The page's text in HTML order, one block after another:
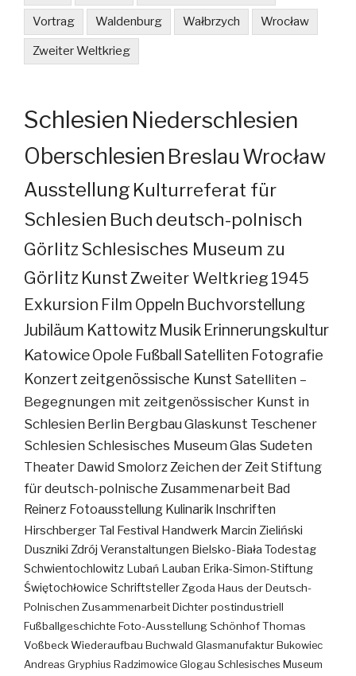
Vortrag Waldenburg Wałbrzych Wrocław
Zweiter Weltkrieg
Schlesien Niederschlesien
Oberschlesien Breslau Wrocław
Ausstellung Kulturreferat für
Schlesien Buch deutsch-polnisch
GörlitzSchlesisches Museum zu
Görlitz Kunst Zweiter Weltkrieg 1945
Exkursion Film Oppeln Buchvorstellung
Jubiläum Kattowitz Musik Erinnerungskultur
KatowiceOpole FußballSatelliten Fotografie
Konzertzeitgenössische Kunst Satelliten –
Begegnungen mit zeitgenössischer Kunst in
Schlesien Berlin BergbauGlaskunst Teschener
Schlesien Schlesisches MuseumGlas Sudeten
Theater Dawid Smolorz Zeichen der Zeit Stiftung
für deutsch-polnische Zusammenarbeit Bad
Reinerz Fotoausstellung Kulinarik Inschriften
Hirschberger Tal Festival Handwerk Marcin Zieliński
Duszniki Zdrój Veranstaltungen Bielsko-Biała Todestag
Schwientochlowitz Lubań Lauban Erika-Simon-Stiftung
Świętochłowice SchriftstellerZgoda Haus der Deutsch-
Polnischen ZusammenarbeitDichterpostindustriell
Fußballgeschichte Foto-AusstellungSchönhofThomas
VoßbeckWiederaufbau Buchwald Glasmanufaktur Bukowiec
Andreas Gryphius Radzimowice Glogau Schlesisches Museum